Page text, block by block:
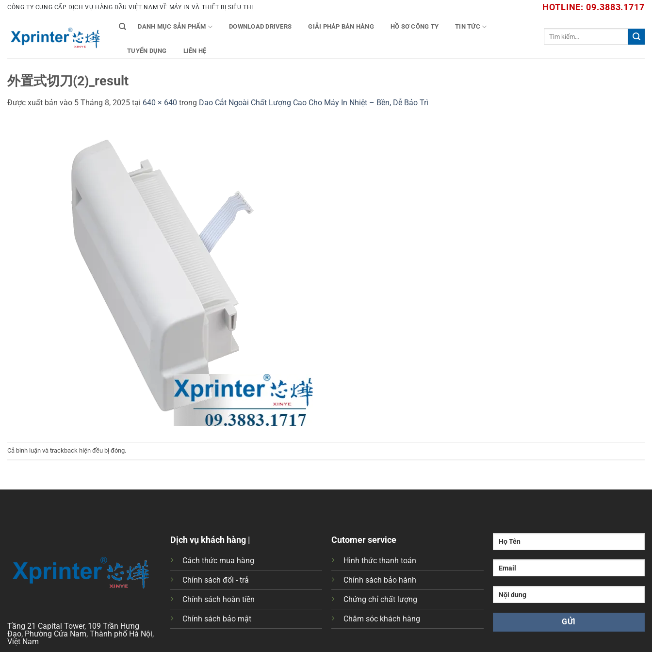
Bỏ
dung
CÔNG TY CUNG CẤP DỊCH VỤ HÀNG ĐẦU VIỆT NAM VỀ MÁY IN VÀ THIẾT BỊ SIÊU THỊ HOTLINE: 09.3883.1717
DANH MỤC SẢN PHẨM DOWNLOAD DRIVERS GIẢI PHÁP BÁN HÀNG HỒ SƠ CÔNG TY TIN TỨC
TUYỂN DỤNG LIÊN HỆ
外置式切刀(2)_result
Được xuất bản vào 5 Tháng 8, 2025 tại 640 × 640 trong Dao Cắt Ngoài Chất Lượng Cao Cho Máy In Nhiệt – Bền, Dễ Bảo Trì
Cả bình luận và trackback hiện đều bị đóng.
Tầng 21 Capital Tower, 109 Trần Hưng
Đạo, Phường Cửa Nam, Thành phố Hà Nội,
Việt Nam
Dịch vụ khách hàng |
Cách thức mua hàng
Chính sách đổi - trả
Chính sách hoàn tiền
Chính sách bảo mật
Cutomer service
Hình thức thanh toán
Chính sách bảo hành
Chứng chỉ chất lượng
Chăm sóc khách hàng